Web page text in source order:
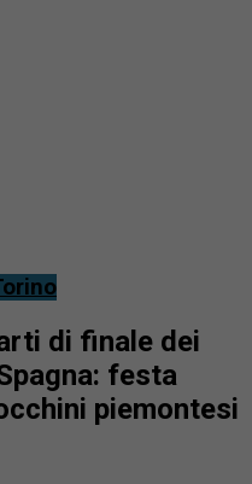
di finale dei
festa
piemontesi